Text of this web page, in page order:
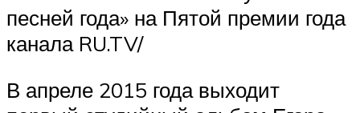
песней года» на Пятой премии года
канала RU.TV/
В апреле 2015 года выходит